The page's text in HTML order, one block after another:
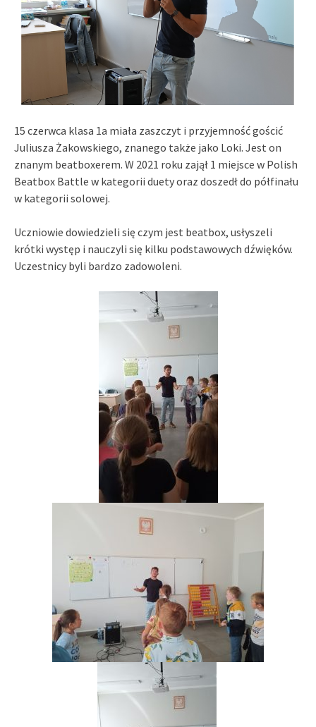
15 czerwca klasa 1a miała zaszczyt i przyjemność gościć
Juliusza Żakowskiego, znanego także jako Loki. Jest on
znanym beatboxerem. W 2021 roku zajął 1 miejsce w Polish
Beatbox Battle w kategorii duety oraz doszedł do półfinału
w kategorii solowej.
Uczniowie dowiedzieli się czym jest beatbox, usłyszeli
krótki występ i nauczyli się kilku podstawowych dźwięków.
Uczestnicy byli bardzo zadowoleni.